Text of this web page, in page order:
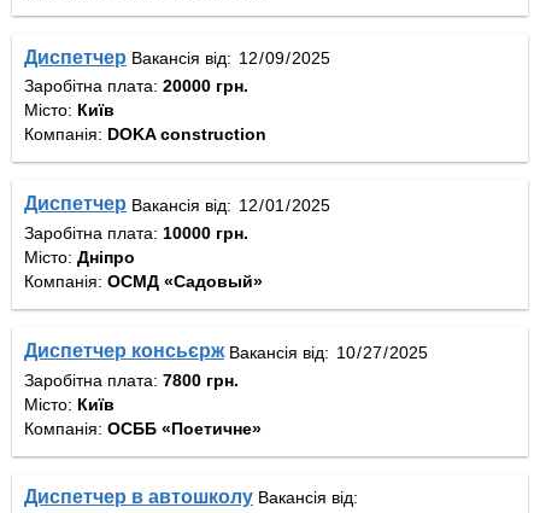
Диспетчер Вакансія від:
Заробітна плата: 20000 грн.
Місто: Київ
Компанія: DOKA construction
Диспетчер Вакансія від:
Заробітна плата: 10000 грн.
Місто: Дніпро
Компанія: ОСМД «Садовый»
Диспетчер консьєрж Вакансія від:
Заробітна плата: 7800 грн.
Місто: Київ
Компанія: ОСББ «Поетичне»
Диспетчер в автошколу Вакансія від: